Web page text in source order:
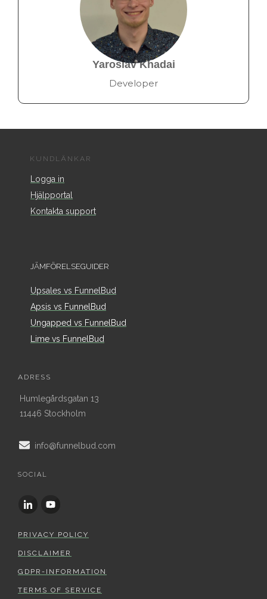
Yaroslav Khadai
Developer
KUNDLÄNKAR
Logga in
Hjälpportal
Kontakta support
JÄMFÖRELSEGUIDER
Upsales vs FunnelBud
Apsis vs FunnelBud
Ungapped vs FunnelBud
Lime vs FunnelBud
ADRESS
Humlegårdsgatan 13
11446 Stockholm
info@funnelbud.com
SOCIAL
PRIVACY POLICY
DISCLAIMER
GDPR-INFORMATION
TERMS OF SERVICE